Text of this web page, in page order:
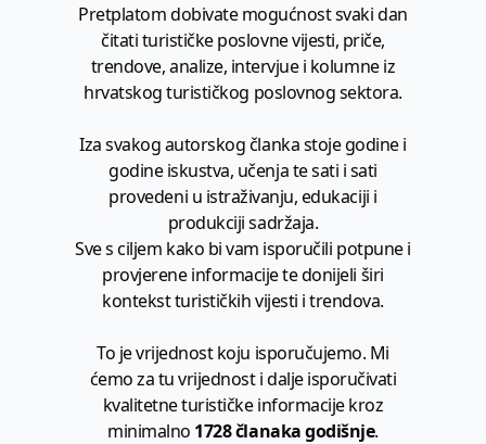
Pretplatom dobivate mogućnost svaki dan
čitati turističke poslovne vijesti, priče,
trendove, analize, intervjue i kolumne iz
hrvatskog turističkog poslovnog sektora.
Iza svakog autorskog članka stoje godine i
godine iskustva, učenja te sati i sati
provedeni u istraživanju, edukaciji i
produkciji sadržaja.
Sve s ciljem kako bi vam isporučili potpune i
provjerene informacije te donijeli širi
kontekst turističkih vijesti i trendova.
To je vrijednost koju isporučujemo. Mi
ćemo za tu vrijednost i dalje isporučivati
kvalitetne turističke informacije kroz
minimalno 1728 članaka godišnje.